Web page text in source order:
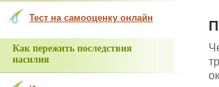
Тест на самооценку онлайн
Как пережить последствия
насилия